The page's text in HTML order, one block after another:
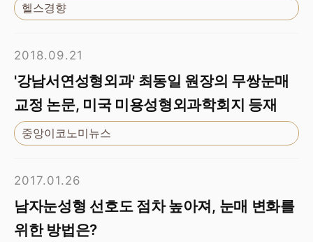
헬스경향
2018.09.21
'강남서연성형외과' 최동일 원장의 무쌍눈매
교정 논문, 미국 미용성형외과학회지 등재
중앙이코노미뉴스
2017.01.26
남자눈성형 선호도 점차 높아져, 눈매 변화를
위한 방법은?